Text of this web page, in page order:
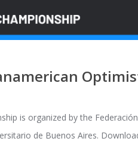
is organized by the
de Buenos Aires.